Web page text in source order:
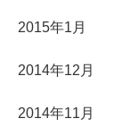
2015年1月
2014年12月
2014年11月